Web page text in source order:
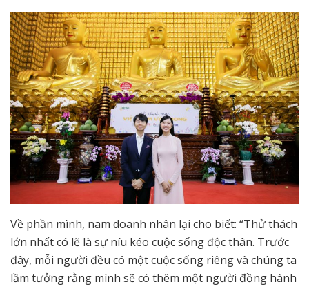
Về phần mình, nam doanh nhân lại cho biết: “Thử thách
lớn nhất có lẽ là sự níu kéo cuộc sống độc thân. Trước
đây, mỗi người đều có một cuộc sống riêng và chúng ta
lầm tưởng rằng mình sẽ có thêm một người đồng hành